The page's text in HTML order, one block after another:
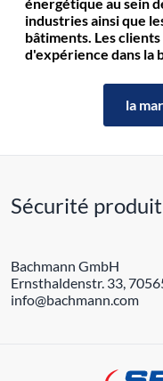
industries ainsi que
bâtiments. Les
d'expérience dans la
la
Sécurité produit
Bachmann GmbH
Ernsthaldenstr. 33,
info@bachmann.com